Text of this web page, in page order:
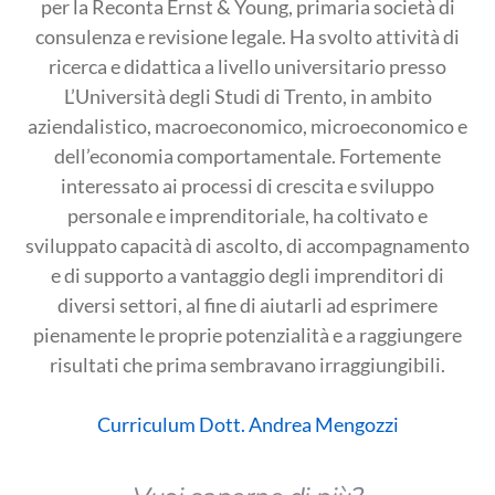
per la Reconta Ernst & Young, primaria società di
consulenza e revisione legale. Ha svolto attività di
ricerca e didattica a livello universitario presso
L’Università degli Studi di Trento, in ambito
aziendalistico, macroeconomico, microeconomico e
dell’economia comportamentale. Fortemente
interessato ai processi di crescita e sviluppo
personale e imprenditoriale, ha coltivato e
sviluppato capacità di ascolto, di accompagnamento
e di supporto a vantaggio degli imprenditori di
diversi settori, al fine di aiutarli ad esprimere
pienamente le proprie potenzialità e a raggiungere
risultati che prima sembravano irraggiungibili.
Curriculum Dott. Andrea Mengozzi